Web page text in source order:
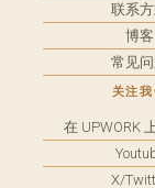
联系
博客
常见
关注我
在 UPWORK
X/